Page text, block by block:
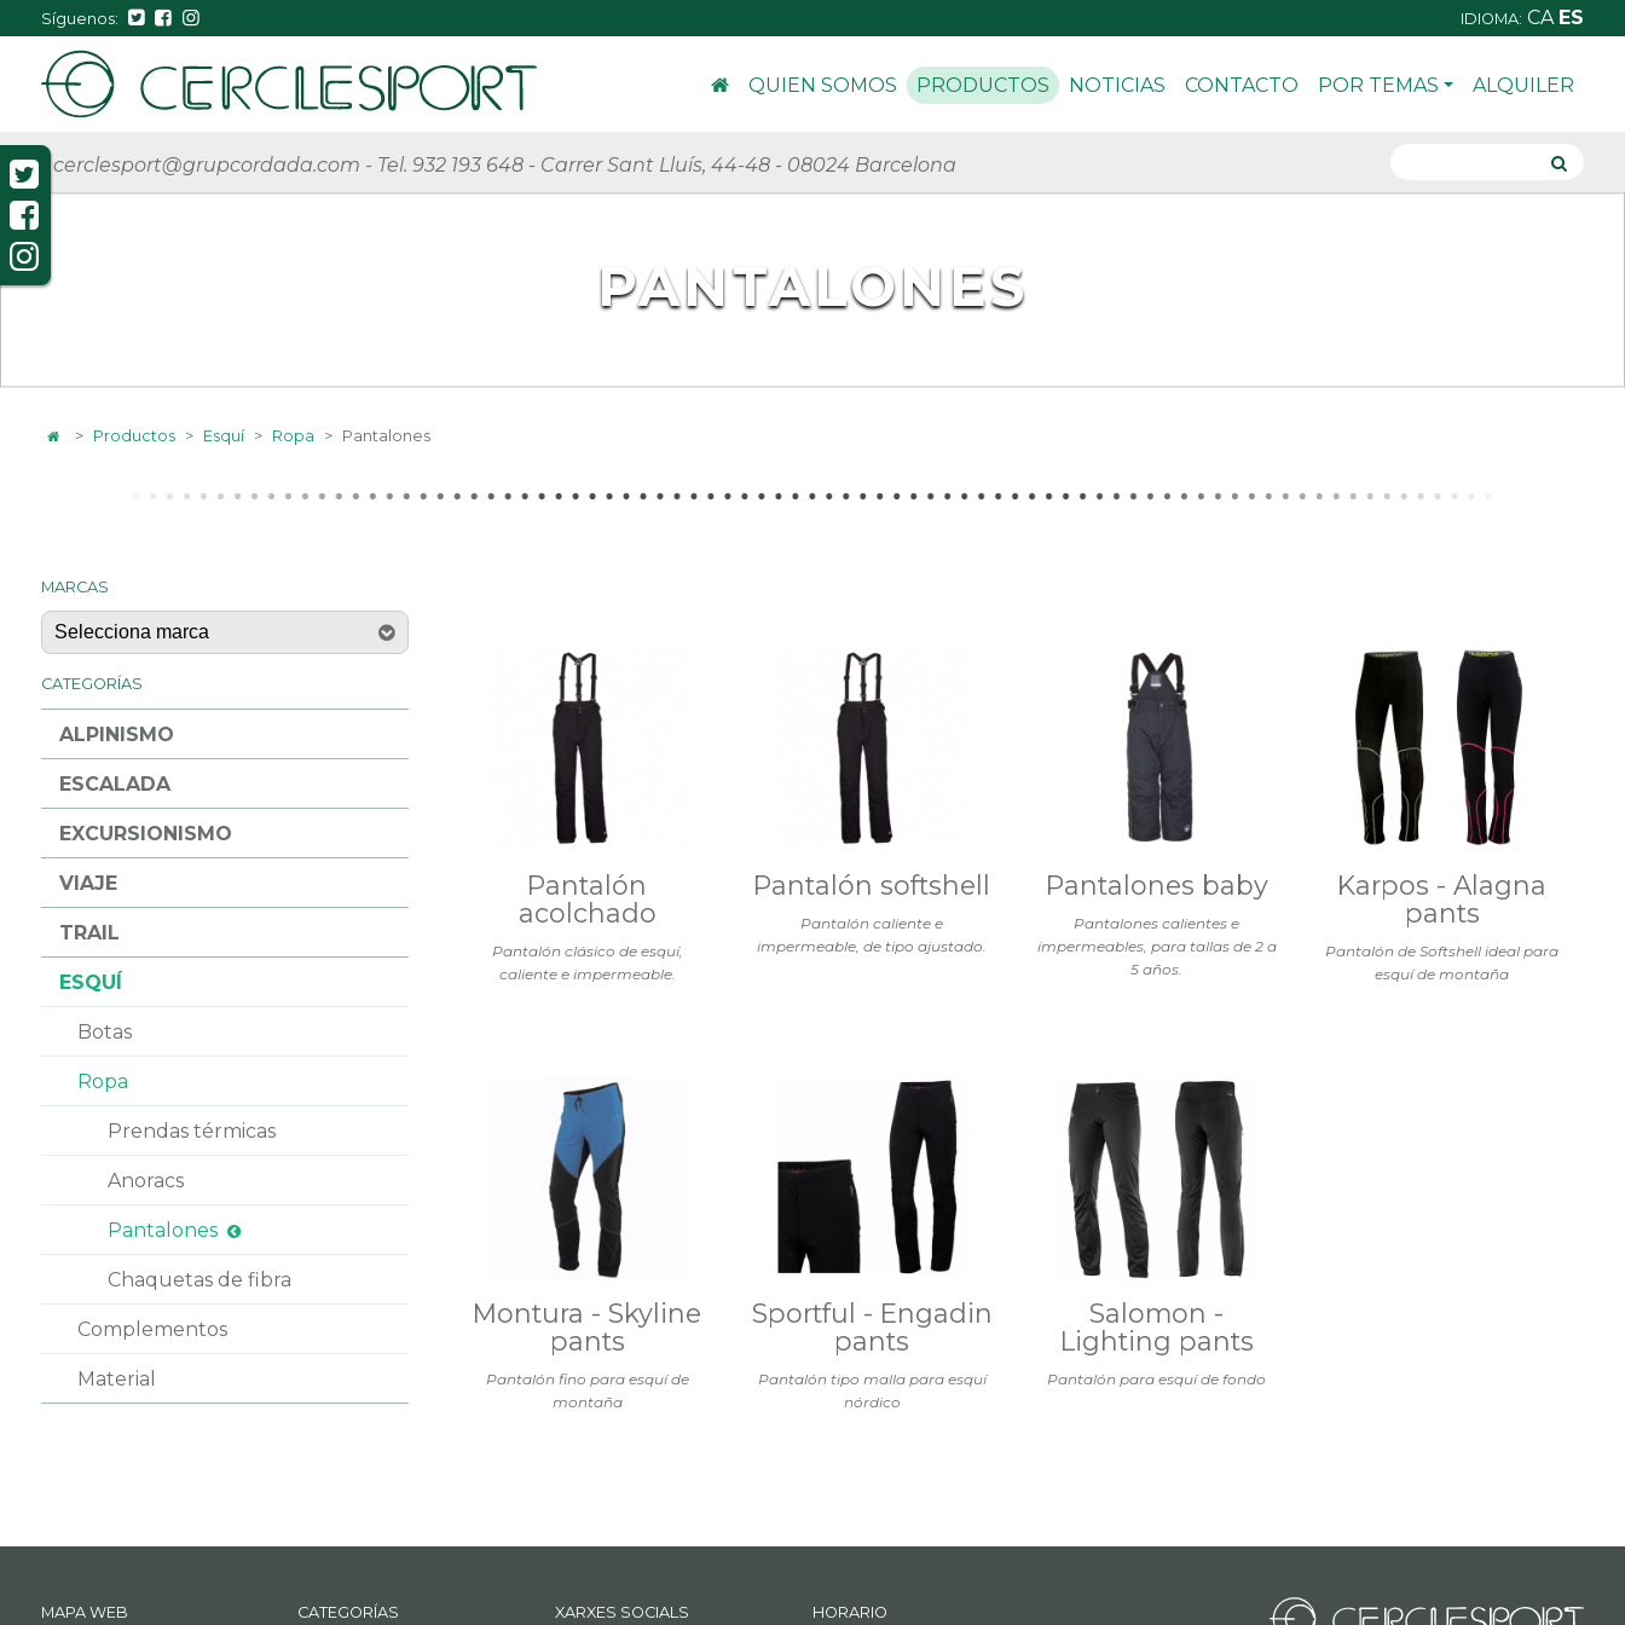
Síguenos: IDIOMA: CA ES
QUIEN SOMOS PRODUCTOS NOTICIAS CONTACTO POR TEMAS ALQUILER
cerclesport@grupcordada.com - Tel. 932 193 648 - Carrer Sant Lluís, 44-48 - 08024 Barcelona
PANTALONES
> Productos > Esquí > Ropa > Pantalones
MARCAS
CATEGORÍAS
ALPINISMO
ESCALADA
EXCURSIONISMO
VIAJE
TRAIL
ESQUÍ
Botas
Ropa
Prendas térmicas
Anoracs
Pantalones
Chaquetas de fibra
Complementos
Material
Pantalón clásico de esquí,
caliente e impermeable.
Pantalón
acolchado
Pantalón caliente e
impermeable, de tipo ajustado.
Pantalón softshell
Pantalones calientes e
impermeables, para tallas de 2 a
5 años.
Pantalones baby
Pantalón de Softshell ideal para
esquí de montaña
Karpos - Alagna
pants
Pantalón fino para esquí de
montaña
Montura - Skyline
pants
Pantalón tipo malla para esquí
nórdico
Sportful - Engadin
pants
Pantalón para esquí de fondo
Salomon -
Lighting pants
MAPA WEB CATEGORÍAS XARXES SOCIALS HORARIO